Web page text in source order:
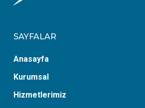
SAYFALAR
Anasayfa
Kurumsal
Hizmetlerimiz